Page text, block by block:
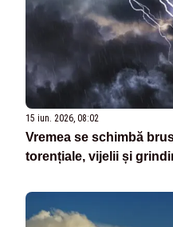
15 iun. 2026, 08:02
Vremea se schimbă
torențiale, vijelii și